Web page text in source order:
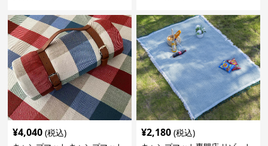
¥4,040 (税込) ¥2,180 (税込)